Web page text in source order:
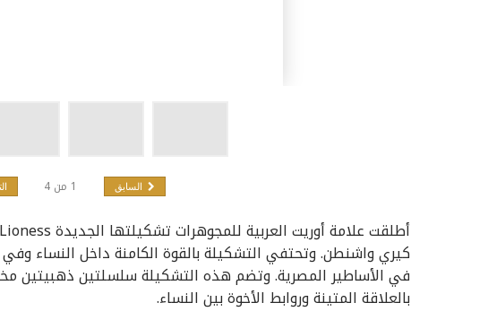
السابق 1 من 4
كيري واشنطن. وتحتفي التشكيلة بالقوة الكامنة داخل النساء
في الأساطير المصرية. وتضم هذه التشكيلة سلسلتين ذهبيتين
بالعلاقة المتينة وروابط الأخوة بين النساء.